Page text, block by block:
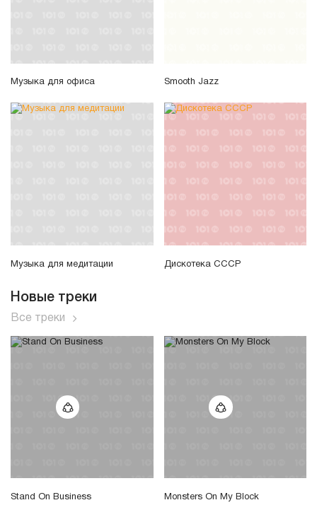
Музыка для офиса Smooth Jazz
Музыка для медитации Дискотека СССР
Новые треки
Все треки
Stand On Business
Monsters On My Block